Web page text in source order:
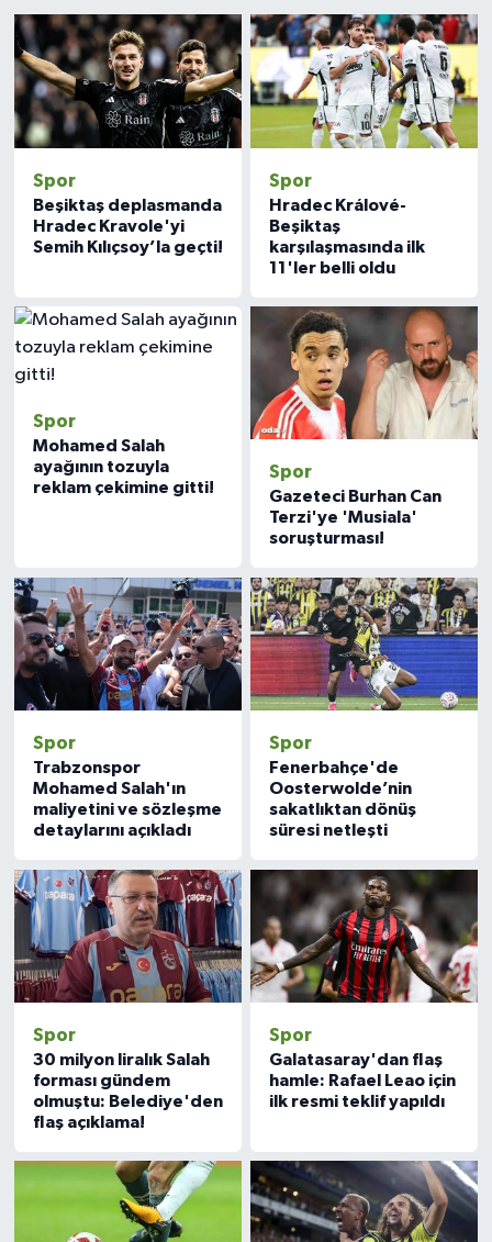
Spor
Beşiktaş deplasmanda
Hradec Kravole'yi
Semih Kılıçsoy’la geçti!
Spor
Hradec Králové-
Beşiktaş
karşılaşmasında ilk
11'ler belli oldu
Spor
Mohamed Salah
ayağının tozuyla
reklam çekimine gitti!
Spor
Gazeteci Burhan Can
Terzi'ye 'Musiala'
soruşturması!
Spor
Trabzonspor
Mohamed Salah'ın
maliyetini ve sözleşme
detaylarını açıkladı
Spor
Fenerbahçe'de
Oosterwolde’nin
sakatlıktan dönüş
süresi netleşti
Spor
30 milyon liralık Salah
forması gündem
olmuştu: Belediye'den
flaş açıklama!
Spor
Galatasaray'dan flaş
hamle: Rafael Leao için
ilk resmi teklif yapıldı
Politika
Sağlık
Spor
Yaşam
Kadın
2024 Seçim Sonuçları